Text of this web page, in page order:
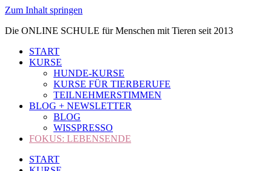
Zum Inhalt springen
Die ONLINE SCHULE für Menschen mit Tieren seit 2013
START
KURSE
HUNDE-KURSE
KURSE FÜR TIERBERUFE
TEILNEHMERSTIMMEN
BLOG + NEWSLETTER
BLOG
WISSPRESSO
FOKUS: LEBENSENDE
START